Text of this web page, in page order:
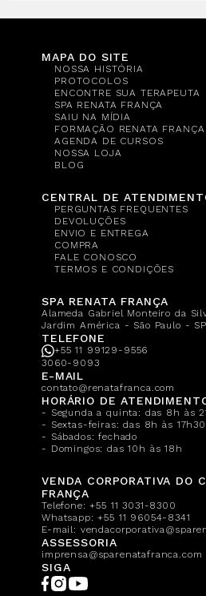
MAPA DO SITE
NOSSA HISTÓRIA
PROTOCOLOS
ENCONTRE SUA TERAPEUTA
SPA RENATA FRANÇA
SAIU NA MÍDIA
FORMAÇÃO RENATA FRANÇA
AGENDA DE CURSOS
NOSSA LOJA
BLOG
CENTRAL DE
PERGUNTAS FREQUENTES
DEVOLUÇÕES
ENVIO E ENTREGA
COMPRA
FALE CONOSCO
TERMOS E CONDIÇÕES
SPA RENATA FRANÇA
Alameda Gabriel Monteiro da
Jardim América - São Paulo -
TELEFONE
+55 11 99129-9556
3060-9093
E-MAIL
contato@renatafranca.com
HORÁRIO DE
- Segunda a quinta: das 8h às
- Sextas-feiras: das 8h às 17h30
- Sábados: fechado
- Domingos: das 10h às 18h
VENDA CORPORATIVA DO
FRANÇA
Telefone:+55 11 3031-8300
Whatsapp:+55 11 96054-8341
E-mail:
ASSESSORIA
imprensa@sparenatafranca.com
SIGA